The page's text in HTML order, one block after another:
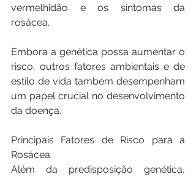
vermelhidão e os sintomas da
rosácea.
Embora a genética possa aumentar o
risco, outros fatores ambientais e de
estilo de vida também desempenham
um papel crucial no desenvolvimento
da doença.
Principais Fatores de Risco para a
Rosácea
Além da predisposição genética,